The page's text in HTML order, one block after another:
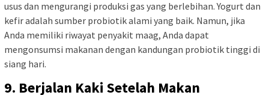
usus dan mengurangi produksi gas yang berlebihan. Yogurt dan
kefir adalah sumber probiotik alami yang baik. Namun, jika
Anda memiliki riwayat penyakit maag, Anda dapat
mengonsumsi makanan dengan kandungan probiotik tinggi di
siang hari.
9. Berjalan Kaki Setelah Makan